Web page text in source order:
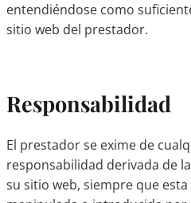
entendiéndose como
sitio web del prestador.
Responsabilidad
El prestador se exime de
responsabilidad derivada de
su sitio web, siempre que